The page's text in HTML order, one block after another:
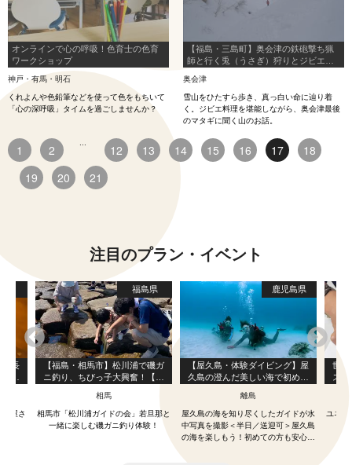
オンラインで心の呼吸！色育士の色育
ワークショップ
神戸・有馬・明石
くれよんや色鉛筆などを使って色をもちいて
「心の深呼吸」タイムを過ごしませんか？
【福島・三島町】奥会津の鉄砲撃ち猟
師と行く兎（うさぎ）狩りとジビエ料
奥会津
雪山をひたすら歩き、真っ白い命に辿り着
く。ジビエ料理を堪能しながら、奥会津最後
のマタギに聞く山のお話。
1 2 12 13 14 15 16 17
18
19
20 21
注目のプラン・イベント
店長
屋さ
福島県
【福島・相馬市】松川浦で磯ガ
ニ釣り、ちびっ子大興奮！【体
相馬
相馬市「松川浦ガイドの会」若旦那と
一緒に楽しむ磯ガニ釣り体験！
鹿児島県
【屋久島・体験ダイビング】屋
久島の澄んだ美しい海で初めて
な1ダイブ・コース！（3時間）
離島
屋久島の海を知り尽くしたガイドが水
中写真を撮影＜半日／送迎可＞屋久島
の海を楽しもう！初めての方も安心・
世界
スコ
ユネス
技